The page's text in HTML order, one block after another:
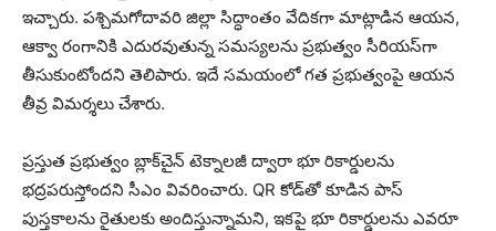
ఇచ్చారు. పశ్చిమగోదావరి జిల్లా సిద్ధాంతం వేదికగా మాట్లాడిన ఆయన,
ఆక్వా రంగానికి ఎదురవుతున్న సమస్యలను ప్రభుత్వం సీరియస్‌గా
తీసుకుంటోందని తెలిపారు. ఇదే సమయంలో గత ప్రభుత్వంపై ఆయన
తీవ్ర విమర్శలు చేశారు.
ప్రస్తుత ప్రభుత్వం బ్లాక్‌చైన్ టెక్నాలజీ ద్వారా భూ రికార్డులను
భద్రపరుస్తోందని సీఎం వివరించారు. QR కోడ్‌తో కూడిన పాస్
పుస్తకాలను రైతులకు అందిస్తున్నామని, ఇకపై భూ రికార్డులను ఎవరూ